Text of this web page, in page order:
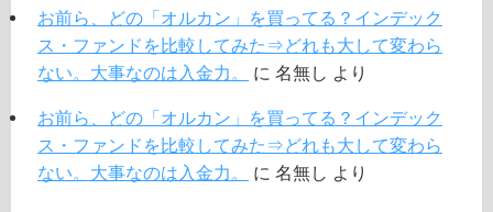
お前ら、どの「オルカン」を買ってる？インデック
ス・ファンドを比較してみた⇒どれも大して変わら
ない。大事なのは入金力。
に 名無し より
お前ら、どの「オルカン」を買ってる？インデック
ス・ファンドを比較してみた⇒どれも大して変わら
ない。大事なのは入金力。
に 名無し より